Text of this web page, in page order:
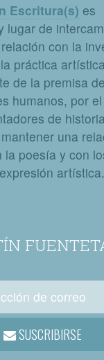
Escritura(s) es
lugar de
con la
práctica
de la premisa
humanos, por
de
una
la poesía y con
artística.
SUSCRIBIRSE